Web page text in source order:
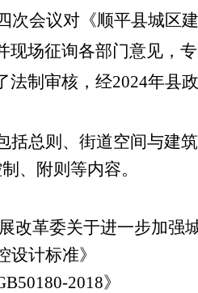
次会议对 《顺平县城区
场征询各部门意见，
法制审核， 经2024年县
括总则、 街道空间与建
、 附则 等内容。
改革委关于进一步加强
设计标准》
2018》